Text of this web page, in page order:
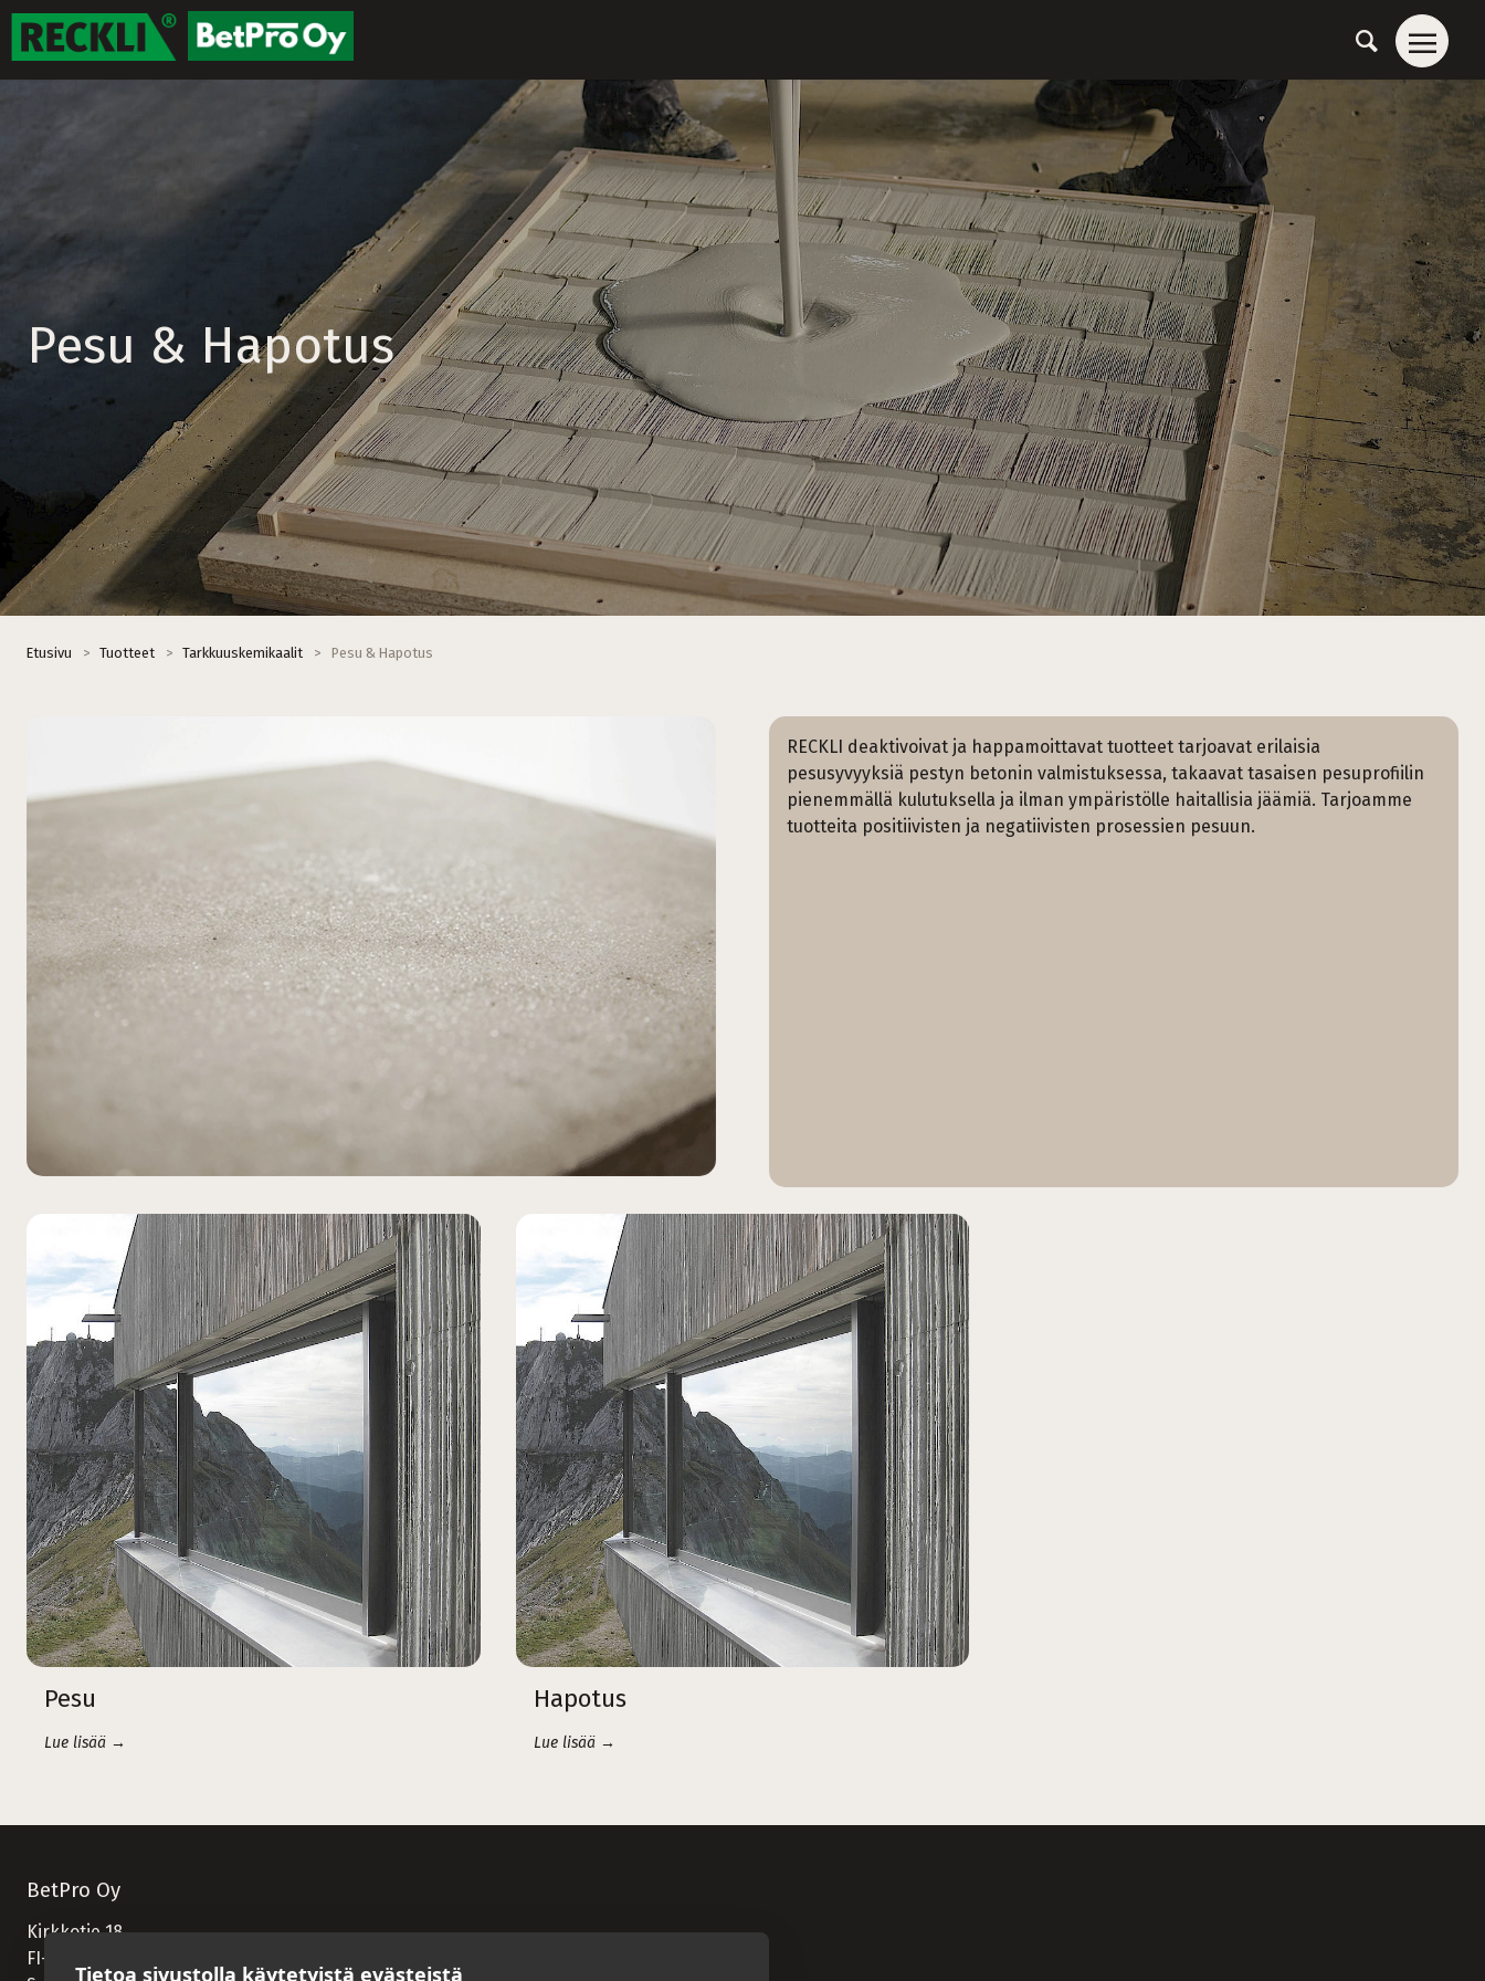
Tietoa sivustolla käytetyistä evästeistä
Pesu & Hapotus
Etusivu > Tuotteet > Tarkkuuskemikaalit > Pesu & Hapotus
RECKLI deaktivoivat ja happamoittavat tuotteet tarjoavat erilaisia
pesusyvyyksiä pestyn betonin valmistuksessa, takaavat tasaisen pesuprofiilin
pienemmällä kulutuksella ja ilman ympäristölle haitallisia jäämiä. Tarjoamme
tuotteita positiivisten ja negatiivisten prosessien pesuun.
Pesu
Lue lisää →
Hapotus
Lue lisää →
BetPro Oy
Kirkkotie 18
FI-82900 Ilomantsi